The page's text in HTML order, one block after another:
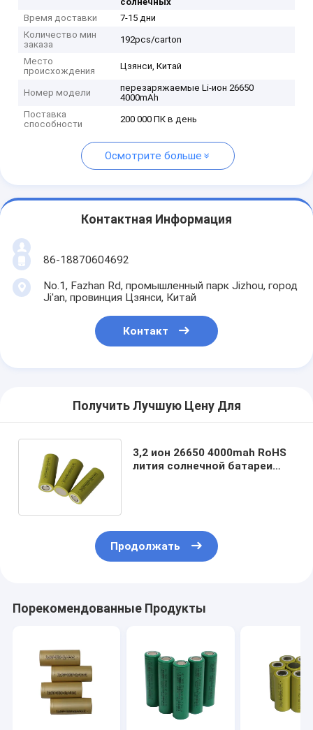
Время доставки
7-15 дни
Количество мин
заказа
192pcs/carton
Место
происхождения
Цзянси, Китай
Номер модели
перезаряжаемые Li-ион 26650
4000mAh
Поставка
способности
200 000 ПК в день
Осмотрите больше
Контактная Информация
86-18870604692
No.1, Fazhan Rd, промышленный парк Jizhou, город
Ji'an, провинция Цзянси, Китай
Контакт
Получить Лучшую Цену Для
3,2 ион 26650 4000mah RoHS
лития солнечной батареи
Продолжать
Порекомендованные Продукты